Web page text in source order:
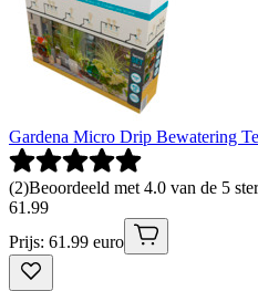
Gardena Micro Drip Bewatering
(2)Beoordeeld met 4.0 van de 5
61 .99
Prijs: 61.99 euro